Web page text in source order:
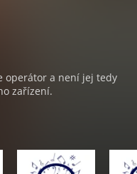
operátor a není jej tedy
zařízení.